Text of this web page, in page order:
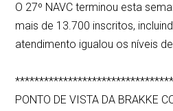
O 27º NAVC terminou esta
mais de 13.700 inscritos,
atendimento igualou os níveis
PONTO DE VISTA DA BRAKKE